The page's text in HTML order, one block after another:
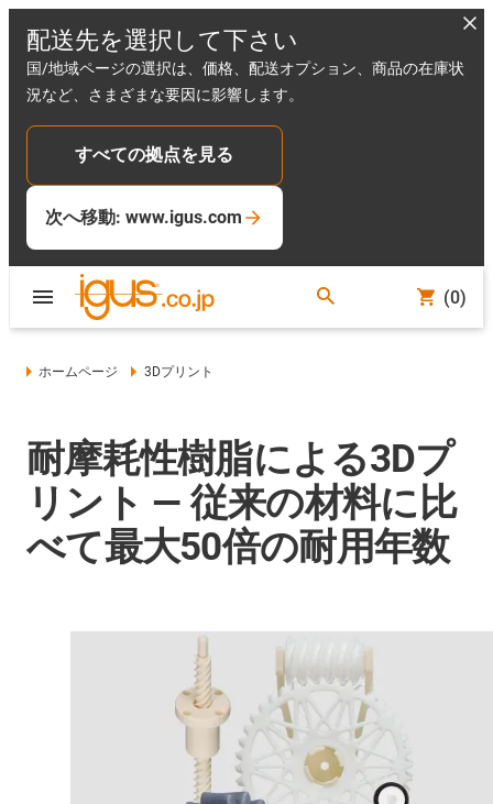
配送先を選択して下さい
国/地域ページの選択は、価格、配送オプション、商品の在庫状
況など、さまざまな要因に影響します。
すべての拠点を見る
次へ移動: www.igus.com
(0)
ホームページ 3Dプリント
耐摩耗性樹脂による3Dプ
リント ― 従来の材料に比
べて最大50倍の耐用年数